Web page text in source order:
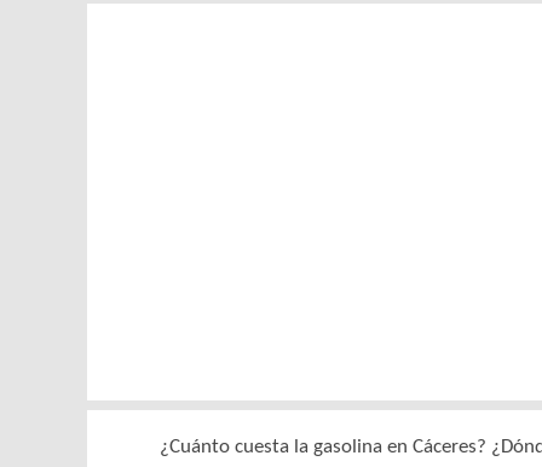
¿Cuánto cuesta la gasolina en Cáceres?